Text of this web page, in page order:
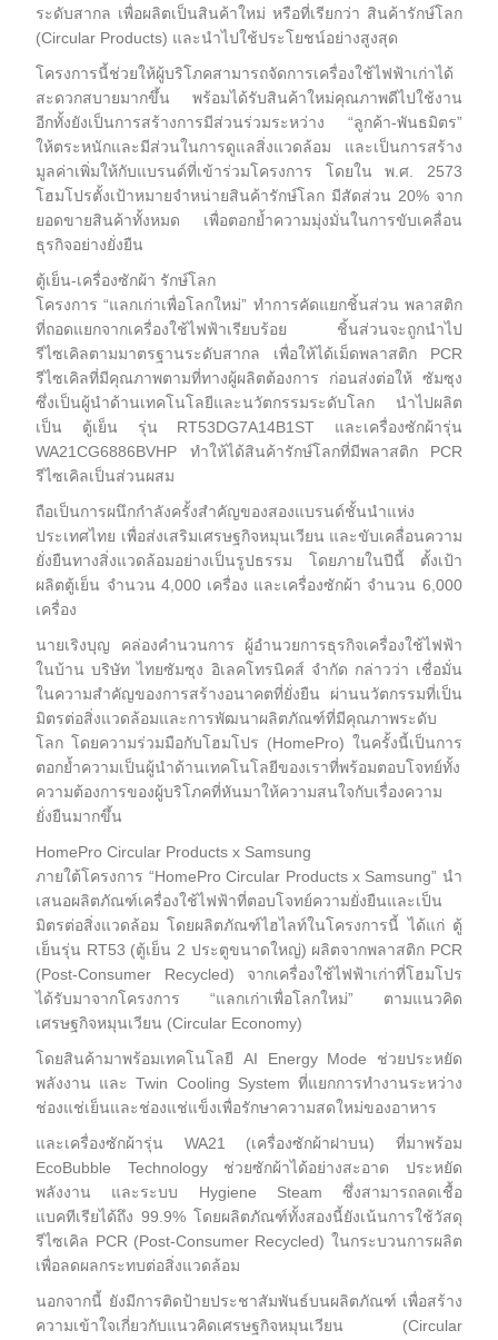
ระดับสากล เพื่อผลิตเป็นสินค้าใหม่ หรือที่เรียกว่า สินค้ารักษ์โลก
(Circular Products) และนำไปใช้ประโยชน์อย่างสูงสุด
โครงการนี้ช่วยให้ผู้บริโภคสามารถจัดการเครื่องใช้ไฟฟ้าเก่าได้
สะดวกสบายมากขึ้น พร้อมได้รับสินค้าใหม่คุณภาพดีไปใช้งาน
อีกทั้งยังเป็นการสร้างการมีส่วนร่วมระหว่าง “ลูกค้า-พันธมิตร”
ให้ตระหนักและมีส่วนในการดูแลสิ่งแวดล้อม และเป็นการสร้าง
มูลค่าเพิ่มให้กับแบรนด์ที่เข้าร่วมโครงการ โดยใน พ.ศ. 2573
โฮมโปรตั้งเป้าหมายจำหน่ายสินค้ารักษ์โลก มีสัดส่วน 20% จาก
ยอดขายสินค้าทั้งหมด เพื่อตอกย้ำความมุ่งมั่นในการขับเคลื่อน
ธุรกิจอย่างยั่งยืน
ตู้เย็น-เครื่องซักผ้า รักษ์โลก
โครงการ “แลกเก่าเพื่อโลกใหม่” ทำการคัดแยกชิ้นส่วน พลาสติก
ที่ถอดแยกจากเครื่องใช้ไฟฟ้าเรียบร้อย ชิ้นส่วนจะถูกนำไป
รีไซเคิลตามมาตรฐานระดับสากล เพื่อให้ได้เม็ดพลาสติก PCR
รีไซเคิลที่มีคุณภาพตามที่ทางผู้ผลิตต้องการ ก่อนส่งต่อให้ ซัมซุง
ซึ่งเป็นผู้นำด้านเทคโนโลยีและนวัตกรรมระดับโลก นำไปผลิต
เป็น ตู้เย็น รุ่น RT53DG7A14B1ST และเครื่องซักผ้ารุ่น
WA21CG6886BVHP ทำให้ได้สินค้ารักษ์โลกที่มีพลาสติก PCR
รีไซเคิลเป็นส่วนผสม
ถือเป็นการผนึกกำลังครั้งสำคัญของสองแบรนด์ชั้นนำแห่ง
ประเทศไทย เพื่อส่งเสริมเศรษฐกิจหมุนเวียน และขับเคลื่อนความ
ยั่งยืนทางสิ่งแวดล้อมอย่างเป็นรูปธรรม โดยภายในปีนี้ ตั้งเป้า
ผลิตตู้เย็น จำนวน 4,000 เครื่อง และเครื่องซักผ้า จำนวน 6,000
เครื่อง
นายเริงบุญ คล่องคำนวนการ ผู้อำนวยการธุรกิจเครื่องใช้ไฟฟ้า
ในบ้าน บริษัท ไทยซัมซุง อิเลคโทรนิคส์ จำกัด กล่าวว่า เชื่อมั่น
ในความสำคัญของการสร้างอนาคตที่ยั่งยืน ผ่านนวัตกรรมที่เป็น
มิตรต่อสิ่งแวดล้อมและการพัฒนาผลิตภัณฑ์ที่มีคุณภาพระดับ
โลก โดยความร่วมมือกับโฮมโปร (HomePro) ในครั้งนี้เป็นการ
ตอกย้ำความเป็นผู้นำด้านเทคโนโลยีของเราที่พร้อมตอบโจทย์ทั้ง
ความต้องการของผู้บริโภคที่หันมาให้ความสนใจกับเรื่องความ
ยั่งยืนมากขึ้น
HomePro Circular Products x Samsung
ภายใต้โครงการ “HomePro Circular Products x Samsung” นำ
เสนอผลิตภัณฑ์เครื่องใช้ไฟฟ้าที่ตอบโจทย์ความยั่งยืนและเป็น
มิตรต่อสิ่งแวดล้อม โดยผลิตภัณฑ์ไฮไลท์ในโครงการนี้ ได้แก่ ตู้
เย็นรุ่น RT53 (ตู้เย็น 2 ประตูขนาดใหญ่) ผลิตจากพลาสติก PCR
(Post-Consumer Recycled) จากเครื่องใช้ไฟฟ้าเก่าที่โฮมโปร
ได้รับมาจากโครงการ “แลกเก่าเพื่อโลกใหม่” ตามแนวคิด
เศรษฐกิจหมุนเวียน (Circular Economy)
โดยสินค้ามาพร้อมเทคโนโลยี AI Energy Mode ช่วยประหยัด
พลังงาน และ Twin Cooling System ที่แยกการทำงานระหว่าง
ช่องแช่เย็นและช่องแช่แข็งเพื่อรักษาความสดใหม่ของอาหาร
และเครื่องซักผ้ารุ่น WA21 (เครื่องซักผ้าฝาบน) ที่มาพร้อม
EcoBubble Technology ช่วยซักผ้าได้อย่างสะอาด ประหยัด
พลังงาน และระบบ Hygiene Steam ซึ่งสามารถลดเชื้อ
แบคทีเรียได้ถึง 99.9% โดยผลิตภัณฑ์ทั้งสองนี้ยังเน้นการใช้วัสดุ
รีไซเคิล PCR (Post-Consumer Recycled) ในกระบวนการผลิต
เพื่อลดผลกระทบต่อสิ่งแวดล้อม
นอกจากนี้ ยังมีการติดป้ายประชาสัมพันธ์บนผลิตภัณฑ์ เพื่อสร้าง
ความเข้าใจเกี่ยวกับแนวคิดเศรษฐกิจหมุนเวียน (Circular